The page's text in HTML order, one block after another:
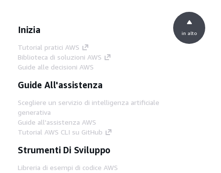
Inizia
Tutorial pratici AWS
Biblioteca di soluzioni AWS
Guide alle decisioni AWS
Guide All'assistenza
Scegliere un servizio di intelligenza artificiale
generativa
Guide all'assistenza AWS
Tutorial AWS CLI su GitHub
Strumenti Di Sviluppo
Libreria di esempi di codice AWS
in alto